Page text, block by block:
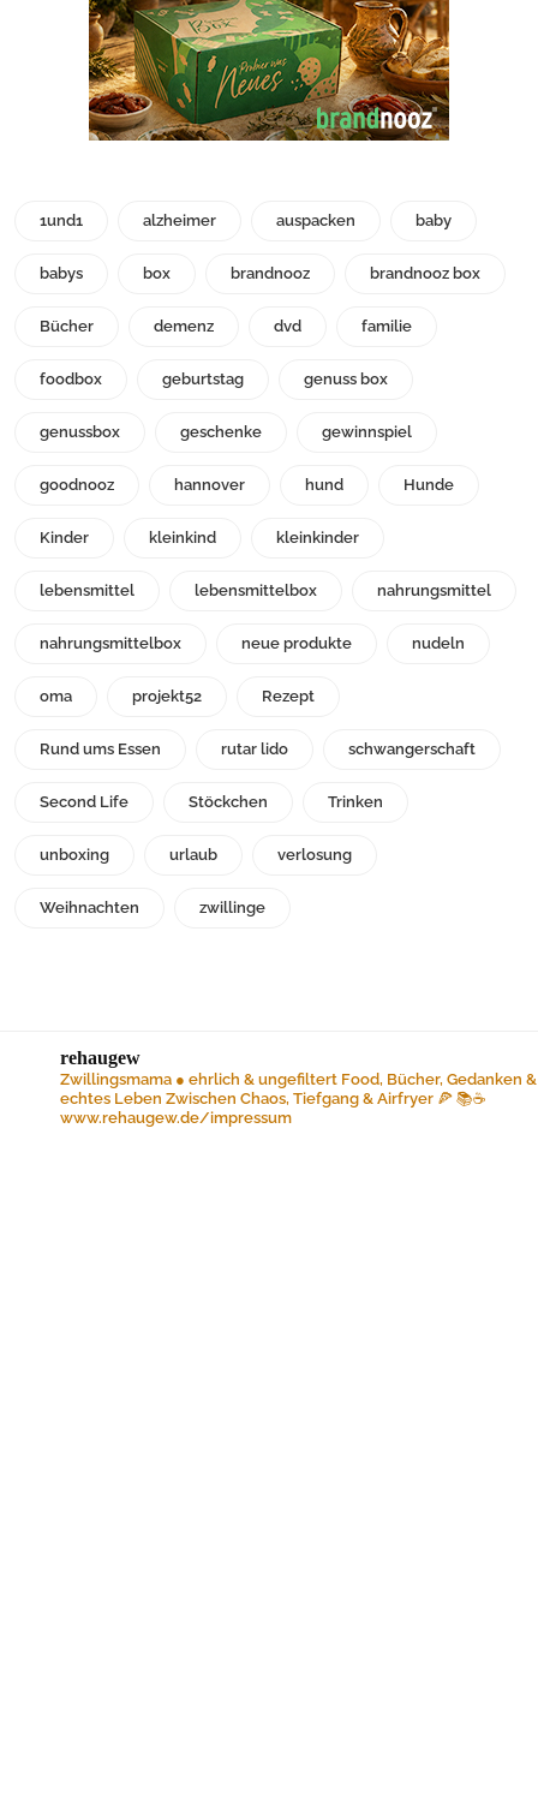
1und1 alzheimer auspacken baby
babys box brandnooz brandnooz box
Bücher demenz dvd familie
foodbox geburtstag genuss box
genussbox geschenke gewinnspiel
goodnooz hannover hund Hunde
Kinder kleinkind kleinkinder
lebensmittel lebensmittelbox nahrungsmittel
nahrungsmittelbox neue produkte nudeln
oma projekt52 Rezept
Rund ums Essen rutar lido schwangerschaft
Second Life Stöckchen Trinken
unboxing urlaub verlosung
Weihnachten zwillinge
rehaugew
Zwillingsmama ● ehrlich & ungefiltert Food, Bücher, Gedanken &
echtes Leben Zwischen Chaos, Tiefgang & Airfryer 🍕 📚☕️
www.rehaugew.de/impressum